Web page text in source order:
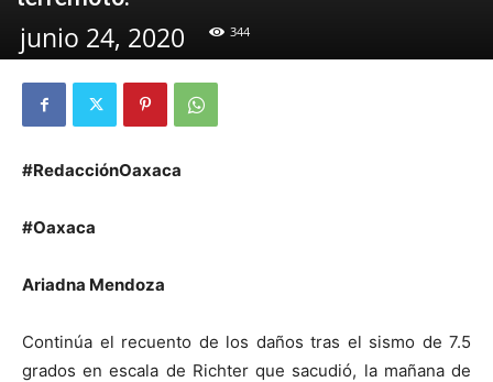
junio 24, 2020 344
#RedacciónOaxaca
#Oaxaca
Ariadna Mendoza
Continúa el recuento de los daños tras el sismo de 7.5
grados en escala de Richter que sacudió, la mañana de